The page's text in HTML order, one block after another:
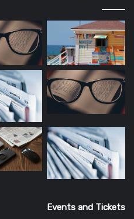
Events and Tickets